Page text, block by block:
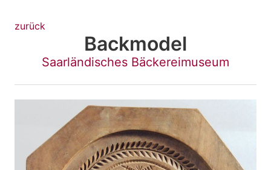
zurück
Backmodel
Saarländisches Bäckereimuseum